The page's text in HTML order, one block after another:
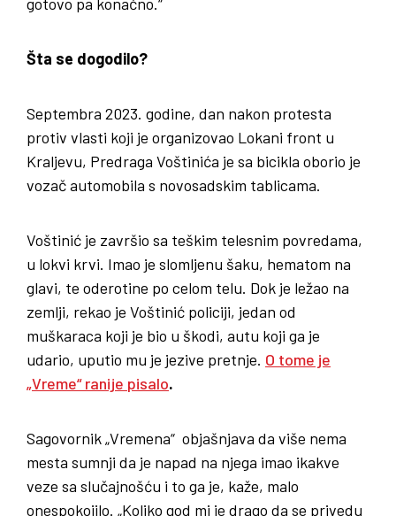
Šta se dogodilo?
Septembra 2023. godine, dan nakon protesta
protiv vlasti koji je organizovao Lokani front u
Kraljevu, Predraga Voštinića je sa bicikla oborio je
vozač automobila s novosadskim tablicama.
Voštinić je završio sa teškim telesnim povredama,
u lokvi krvi. Imao je slomljenu šaku, hematom na
glavi, te oderotine po celom telu. Dok je ležao na
zemlji, rekao je Voštinić policiji, jedan od
muškaraca koji je bio u škodi, autu koji ga je
udario, uputio mu je jezive pretnje. O tome je
„Vreme“ ranije pisalo.
Sagovornik „Vremena“ objašnjava da više nema
mesta sumnji da je napad na njega imao ikakve
veze sa slučajnošću i to ga je, kaže, malo
onespokojilo. „Koliko god mi je drago da se privedu